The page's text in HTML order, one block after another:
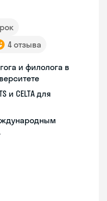
4 отзыва
и филолога в
и CELTA для